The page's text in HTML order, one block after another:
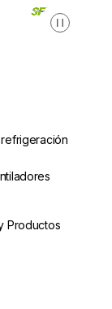
Pausa
Productos